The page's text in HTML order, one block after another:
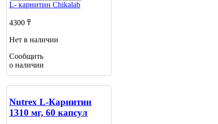
L- карнитин Chikalab
4300 ₸
Нет в наличии
Сообщить
о наличии
Nutrex L-Карнитин
1310 мг, 60 капсул